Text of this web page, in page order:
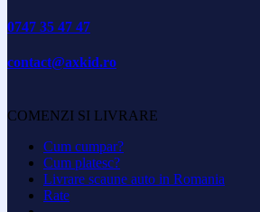
0747 35 47 47
contact@axkid.ro
COMENZI SI LIVRARE
Cum cumpar?
Cum platesc?
Livrare scaune auto in Romania
Rate